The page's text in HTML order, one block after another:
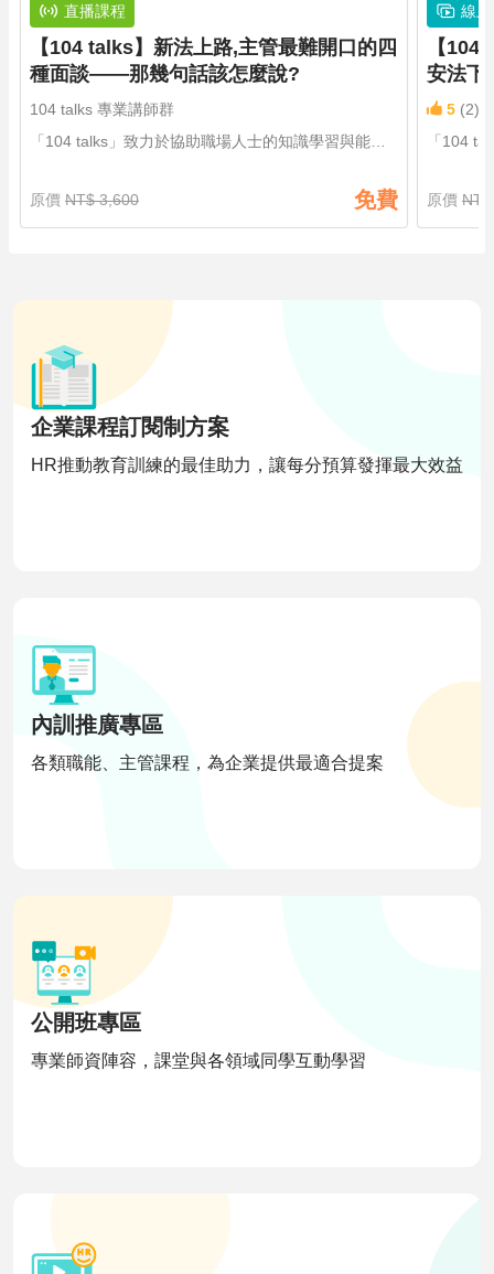
直播課程
【104 talks】新法上路,主管最難開口的四
種面談——那幾句話該怎麼說?
104 talks 專業講師群
「104 talks」致力於協助職場人士的知識學習與能力
習的節目平台，每月固定1.5h的時間，啟發學員對自
原價 NT$ 3,600 免費
線
【
安法下
5 (2)
「104
習的節
原價
企業課程訂閱制方案
HR推動教育訓練的最佳助力，讓每分預算發揮最大效益
內訓推廣專區
各類職能、主管課程，為企業提供最適合提案
公開班專區
專業師資陣容，課堂與各領域同學互動學習